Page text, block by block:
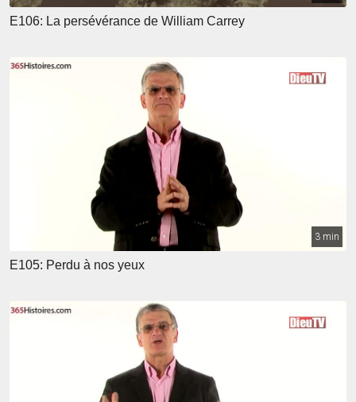
E106: La persévérance de William Carrey
3 min
E105: Perdu à nos yeux